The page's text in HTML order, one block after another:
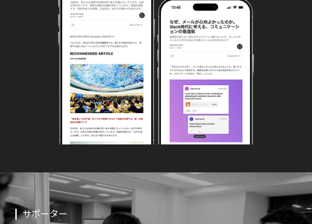
サポーター